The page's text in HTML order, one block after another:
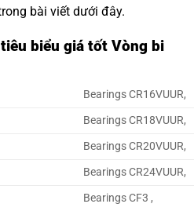
bài viết dưới đây.
biểu giá tốt Vòng bi
Bearings CR16VUUR,
Bearings CR18VUUR,
Bearings CR20VUUR,
Bearings CR24VUUR,
Bearings CF3 ,